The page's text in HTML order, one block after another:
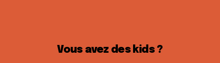
Vous avez des kids ?